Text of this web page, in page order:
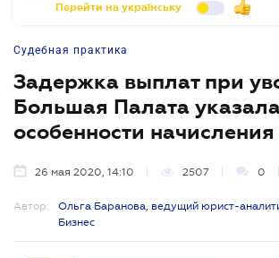
Перейти на українську
Судебная практика
Задержка выплат при
Большая Палата
особенности начисления
26 мая 2020, 14:10 2507 0
Автор:
Ольга Баранова, ведущий юрист-
Бизнес